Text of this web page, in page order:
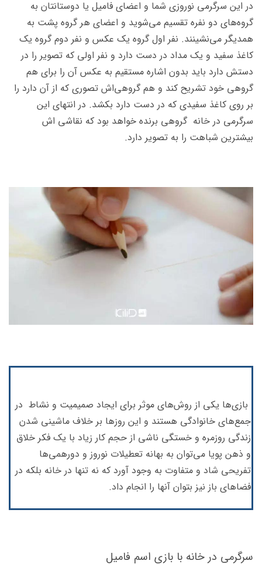
در این سرگرمی نوروزی شما و اعضای فامیل یا دوستانتان به
گروه‌های دو نفره تقسیم می‌شوید و اعضای هر گروه پشت به
همدیگر می‌نشینند. نفر اول گروه یک عکس و نفر دوم گروه یک
کاغذ سفید و یک مداد در دست دارد و نفر اولی که تصویر را در
دستش دارد باید بدون اشاره مستقیم به عکس آن را برای هم
گروهی خود تشریح کند و هم گروهی‌اش تصوری که از آن دارد را
بر روی کاغذ سفیدی که در دست دارد بکشد. در انتهای این
سرگرمی در خانه گروهی برنده خواهد بود که نقاشی اش
بیشترین شباهت را به تصویر دارد.
بازی‌ها یکی از روش‌های موثر برای ایجاد صمیمیت و نشاط در
جمع‌های خانوادگی هستند و این روزها بر خلاف ماشینی شدن
زندگی روزمره و خستگی ناشی از حجم کار زیاد با یک فکر خلاق
و ذهن پویا می‌توان به بهانه تعطیلات نوروز و دورهمی‌ها
تفریحی شاد و متفاوت به وجود آورد که نه تنها در خانه بلکه در
فضاهای باز نیز بتوان آنها را انجام داد.
سرگرمی در خانه با بازی اسم فامیل